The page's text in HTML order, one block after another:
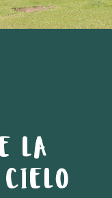
LA